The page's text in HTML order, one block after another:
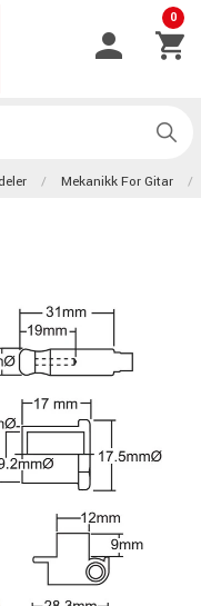
0
Mekanikk For Gitar